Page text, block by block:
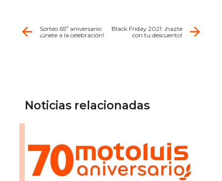
Sorteo 65º aniversario:
¡únete a la celebración!
Black Friday 2021: ¡hazte
con tu descuento!
Noticias relacionadas